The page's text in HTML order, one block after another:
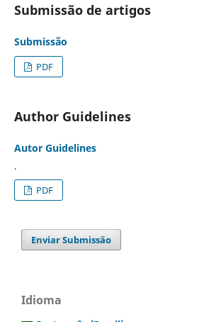
Submissão de artigos
Submissão
PDF
Author Guidelines
Autor Guidelines
.
PDF
Enviar Submissão
Idioma